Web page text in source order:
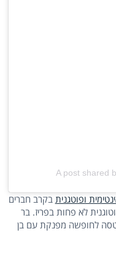
A post shared
ופוטגניתבקרב חברים
לא פחות בפריז. בר
לחופשה מפנקת עם בן